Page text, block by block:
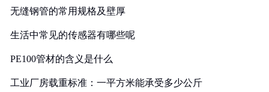
无缝钢管的常用规格及壁厚
生活中常见的传感器有哪些呢
PE100管材的含义是什么
工业厂房载重标准：一平方米能承受多少公斤